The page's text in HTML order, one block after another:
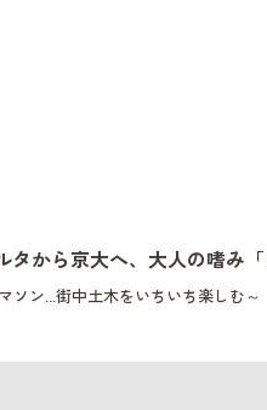
タから京大へ、大人の嗜み
ソン…街中土木をいちいち楽しむ～